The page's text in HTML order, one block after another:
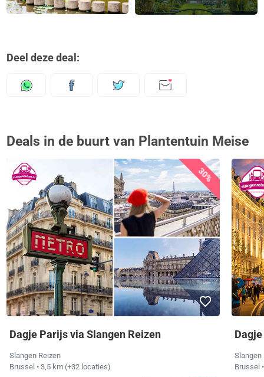
Deel deze deal:
Deals in de buurt van Plantentuin Meise
30%
Dagje Parijs via Slangen Reizen
Slangen Reizen
Brussel • 3,5 km (+32 locaties)
Slangen
Brussel